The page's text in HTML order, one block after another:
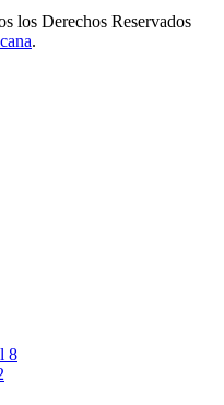
los Derechos Reservados
.
8